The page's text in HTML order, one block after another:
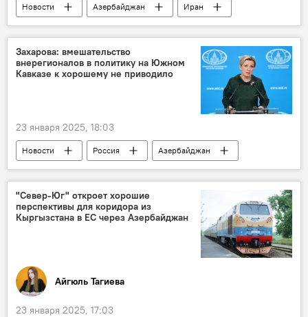
Новости Азербайджан
Иран
шпион
предатели
Госизмена
Бакинский суд по тяжким преступлениям
Приговор
Захарова: вмешательство
внерегионалов в политику на Южном
Кавказе к хорошему не приводило
23 января 2025, 18:03
Новости Россия
Азербайджан
Армения
Южный Кавказ
Мария Захарова
Политика
Вмешательство
Трехсторонние переговоры
"Север-Юг" откроет хорошие
перспективы для коридора из
Кыргызстана в ЕС через Азербайджан
Айгюль Тагиева
23 января 2025, 17:03